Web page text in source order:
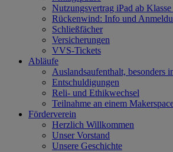
Nutzungsvertrag iPad ab
Rückenwind: Info und
Schließfächer
Versicherungen
VVS-Tickets
Abläufe
Auslandsaufenthalt, besonders
Entschuldigungen
Reli- und Ethikwechsel
Teilnahme an einem
Förderverein
Herzlich Willkommen
Unser Vorstand
Unsere Geschichte